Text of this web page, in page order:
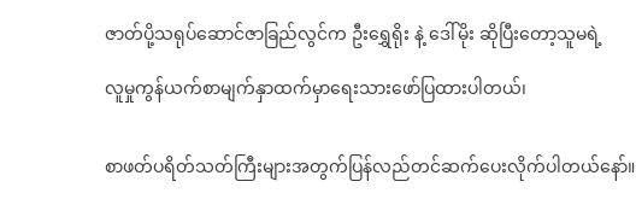
တဲ့
ဇာတ်ပို့
င့်
ဇာတ်ပို့သရုပ်ဆောင်ဇာခြည်လွင်က ဦးရွှေရိုး နဲ့ ဒေါ်မိုး ဆိုပြီးတော့သူမရဲ့
လူမှုကွန်ယက်စာမျက်နှာထက်မှာရေးသားဖော်ပြထားပါတယ်၊
စာဖတ်ပရိတ်သတ်ကြီးများအတွက်ပြန်လည်တင်ဆက်ပေးလိုက်ပါတယ်နော်။